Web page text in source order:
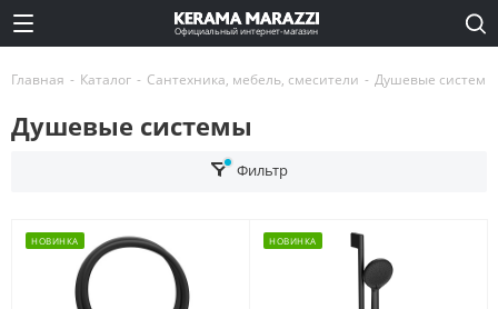
Официальный интернет-магазин
Главная - Каталог - Сантехника, мебель, смесители - Душевые системы
Душевые системы
Фильтр
НОВИНКА НОВИНКА